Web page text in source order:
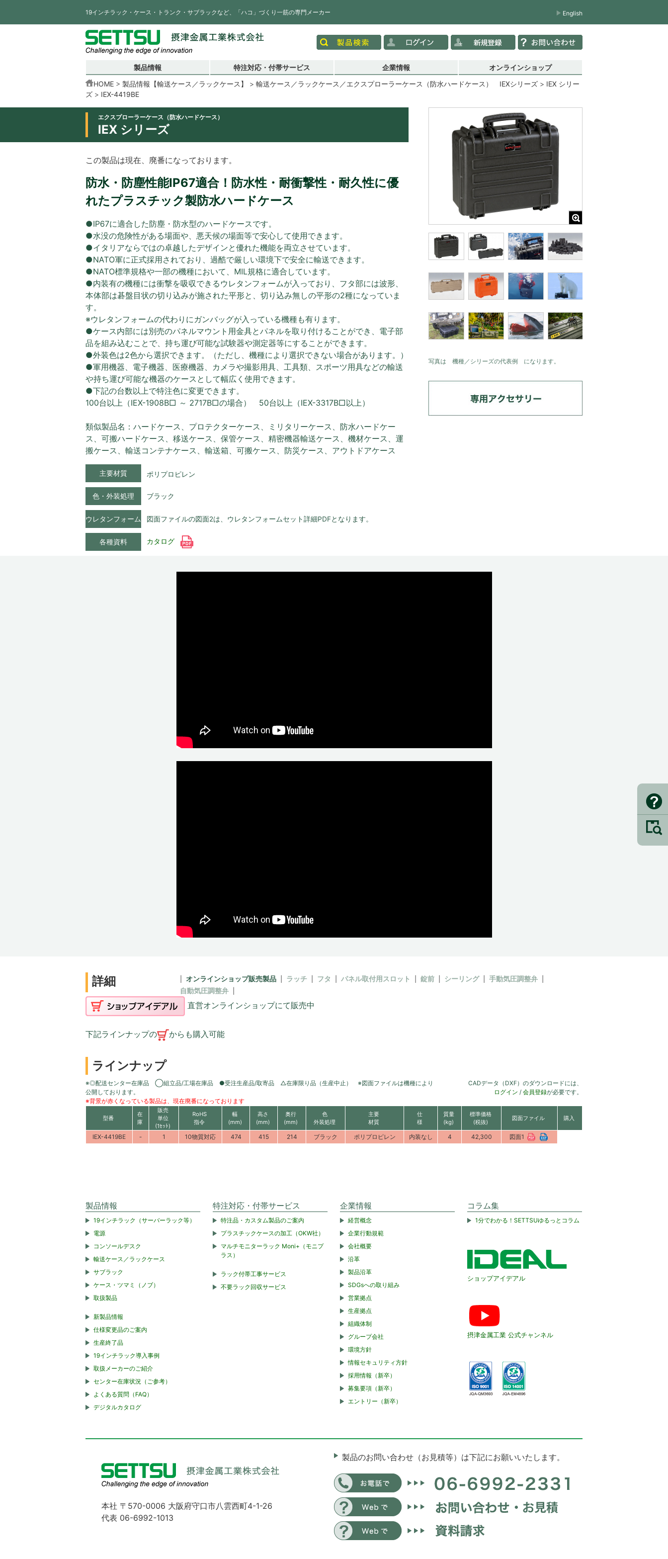
19インチラック・ケース・トランク・サブラックなど、「ハコ」づくり一筋の専門メーカー English
製品情報 特注対応・付帯サービス 企業情報 オンラインショップ
HOME 製品情報【輸送ケース／ラックケース】 輸送ケース／ラックケース／エクスプローラーケース（防水ハードケース） IEXシリーズ
IEX シリー
ズ
IEX-4419BE
エクスプローラーケース（防水ハードケース）
IEX シリーズ
この製品は現在、廃番になっております。
防水・防塵性能IP67適合！防水性・耐衝撃性・耐久性に優
れたプラスチック製防水ハードケース
●IP67に適合した防塵・防水型のハードケースです。
●水没の危険性がある場面や、悪天候の場面等で安心して使用できます。
●イタリアならではの卓越したデザインと優れた機能を両立させています。
●NATO軍に正式採用されており、過酷で厳しい環境下で安全に輸送できます。
●NATO標準規格や一部の機種において、MIL規格に適合しています。
●内装有の機種には衝撃を吸収できるウレタンフォームが入っており、フタ部には波形、
本体部は碁盤目状の切り込みが施された平形と、切り込み無しの平形の2種になっていま
す。
※ウレタンフォームの代わりにガンバッグが入っている機種も有ります。
●ケース内部には別売のパネルマウント用金具とパネルを取り付けることができ、電子部
品を組み込むことで、持ち運び可能な試験器や測定器等にすることができます。
●外装色は2色から選択できます。（ただし、機種により選択できない場合があります。）
●軍用機器、電子機器、医療機器、カメラや撮影用具、工具類、スポーツ用具などの輸送
や持ち運び可能な機器のケースとして幅広く使用できます。
●下記の台数以上で特注色に変更できます。
100台以上（IEX-1908B□ ～ 2717B□の場合） 50台以上（IEX-3317B□以上）
類似製品名：ハードケース、プロテクターケース、ミリタリーケース、防水ハードケー
ス、可搬ハードケース、移送ケース、保管ケース、精密機器輸送ケース、機材ケース、運
搬ケース、輸送コンテナケース、輸送箱、可搬ケース、防災ケース、アウトドアケース
主要材質 ポリプロピレン
色・外装処理 ブラック
ウレタンフォーム 図面ファイルの図面2は、ウレタンフォームセット詳細PDFとなります。
各種資料 カタログ
写真は 機種／シリーズの代表例 になります。
詳細 オンラインショップ販売製品 ラッチ フタ パネル取付用スロット 錠前 シーリング
手動気圧調整弁
自動気圧調整弁
直営オンラインショップにて販売中
下記ラインナップの からも購入可能
ラインナップ
※◎配送センター在庫品 ◯組立品/工場在庫品 ●受注生産品/取寄品 △在庫限り品（生産中止） ※図面ファイルは機種により
公開しております。
※背景が赤くなっている製品は、現在廃番になっております
CADデータ（DXF）のダウンロードには、
ログイン / 会員登録が必要です。
型番
在
庫
販売
単位
(1ｾｯﾄ)
RoHS
指令
幅
(mm)
高さ
(mm)
奥行
(mm)
色
外装処理
主要
材質
仕
様
質量
(kg)
標準価格
(税抜)
図面ファイル 購入
IEX-4419BE - 1 10物質対応 474 415 214 ブラック ポリプロピレン 内装なし 4 42,300 図面1
製品情報
19インチラック（サーバーラック等）
電源
コンソールデスク
輸送ケース／ラックケース
サブラック
ケース・ツマミ（ノブ）
取扱製品
新製品情報
仕様変更品のご案内
生産終了品
19インチラック導入事例
取扱メーカーのご紹介
センター在庫状況（ご参考）
よくある質問（FAQ）
デジタルカタログ
特注対応・付帯サービス
特注品・カスタム製品のご案内
プラスチックケースの加工（OKW社）
マルチモニターラック Moni+（モニプ
ラス）
ラック付帯工事サービス
不要ラック回収サービス
企業情報
経営概念
企業行動規範
会社概要
沿革
製品沿革
SDGsへの取り組み
営業拠点
生産拠点
組織体制
グループ会社
環境方針
情報セキュリティ方針
採用情報（新卒）
募集要項（新卒）
エントリー（新卒）
コラム集
1分でわかる！SETTSUゆるっとコラム
ショップアイデアル
摂津金属工業 公式チャンネル
本社 〒570-0006 大阪府守口市八雲西町4-1-26
代表 06-6992-1013
製品のお問い合わせ（お見積等）は下記にお願いいたします。